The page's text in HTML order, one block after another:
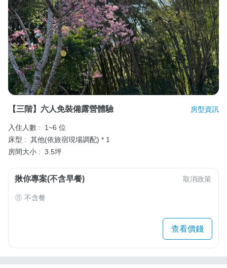
【三階】六人免裝備露營體驗 房型資訊
入住人數 :
1~6 位
床型 : 其他(依旅宿現場調配) * 1
房間大小 : 3.5坪
揪你專案(不含早餐) 取消政策
不含餐
查看價錢